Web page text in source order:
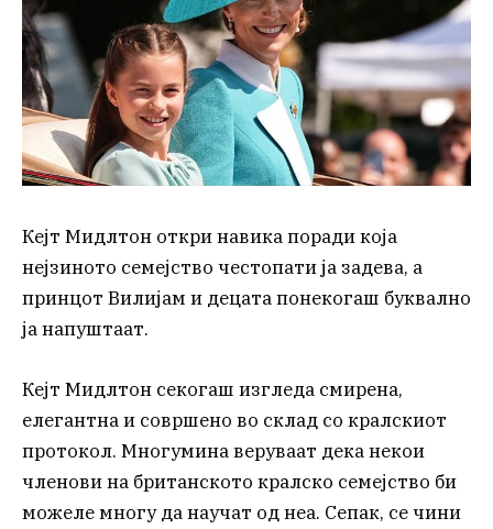
Кејт Мидлтон откри навика поради која
нејзиното семејство честопати ја задева, а
принцот Вилијам и децата понекогаш буквално
ја напуштаат.
Кејт Мидлтон секогаш изгледа смирена,
елегантна и совршено во склад со кралскиот
протокол. Многумина веруваат дека некои
членови на британското кралско семејство би
можеле многу да научат од неа. Сепак, се чини